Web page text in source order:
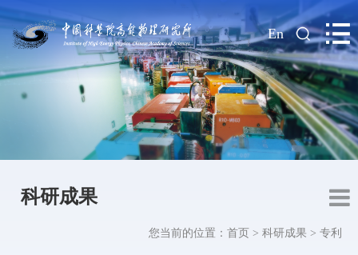
| En
科研成果
您当前的位置： 首页 > 科研成果 > 专利